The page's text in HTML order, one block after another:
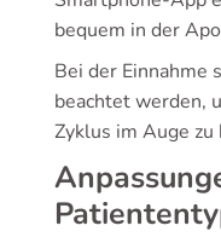
bequem in der
Bei der Einnahme
beachtet werden,
Zyklus im Auge zu